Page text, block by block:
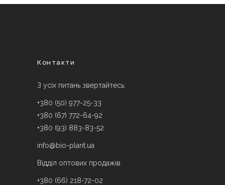
Контакти
З усіх питань звертайтесь:
+380 (50) 977-25-33
+380 (67) 772-64-92
+380 (93) 883-83-52
info@bio-plant.ua
Відділ оптових продажів
+380 (66) 218-72-02